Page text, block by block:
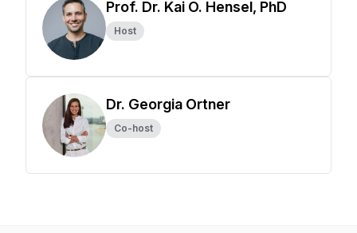
Prof. Dr. Kai O. Hensel, PhD
Host
Dr. Georgia Ortner
Co-host